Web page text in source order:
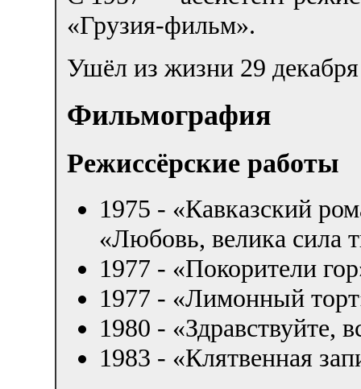
«Грузия-фильм».
Ушёл из жизни 29 декабря
Фильмография
Режиссёрские работы
1975 - «Кавказский
«Любовь, велика сила
1977 - «Покорители
1977 - «Лимонный
1980 - «Здравствуйте,
1983 - «Клятвенная